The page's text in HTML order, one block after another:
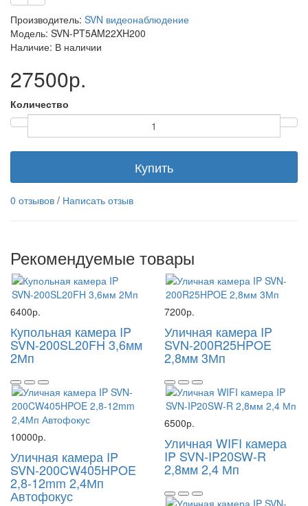
Производитель: SVN видеонаблюдение
Модель: SVN-PT5AM22XH200
Наличие: В наличии
27500р.
Количество
Купить
0 отзывов / Написать отзыв
Рекомендуемые товары
6400р.
Купольная камера IP
SVN-200SL20FH 3,6мм
2Мп
7200р.
Уличная камера IP
SVN-200R25HPOE
2,8мм 3Мп
10000р.
Уличная камера IP
SVN-200CW405HPOE
2,8-12mm 2,4Мп
Автофокус
6500р.
Уличная WIFI камера
IP SVN-IP20SW-R
2,8мм 2,4 Мп